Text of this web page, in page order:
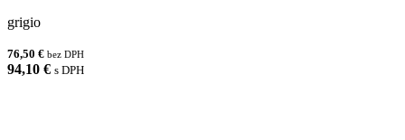
grigio
76,50 € bez DPH
94,10 € s DPH